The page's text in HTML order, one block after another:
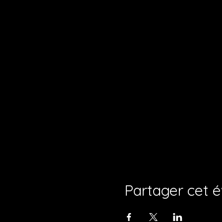
Partager cet